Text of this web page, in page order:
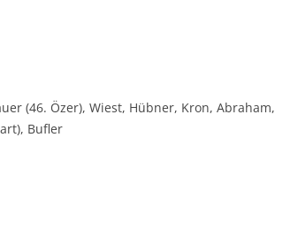
(46. Özer), Wiest, Hübner, Kron, Abraham,
Bufler